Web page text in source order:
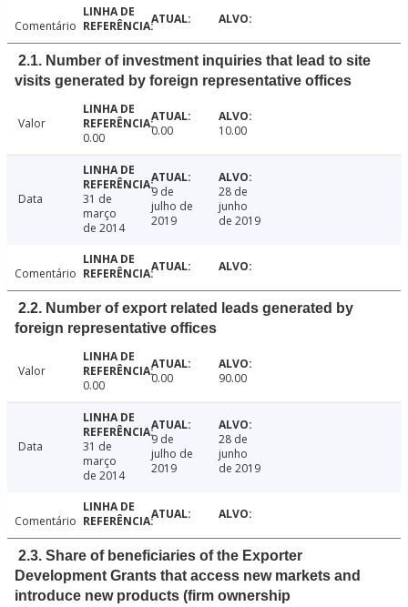
Comentário
2.1. Number of investment inquiries that lead to site
visits generated by foreign representative offices
Valor
0.00
0.00 10.00
Data
31 de
março
de 2014
9 de
julho de
2019
28 de
junho
de 2019
Comentário
2.2. Number of export related leads generated by
foreign representative offices
Valor
0.00
0.00 90.00
Data
31 de
março
de 2014
9 de
julho de
2019
28 de
junho
de 2019
Comentário
2.3. Share of beneficiaries of the Exporter
Development Grants that access new markets and
introduce new products (firm ownership